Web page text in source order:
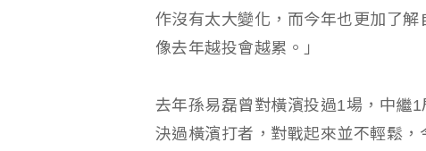
作沒有太大變化，而今年也更加了
像去年越投會越累。」
去年孫易磊曾對橫濱投過1場，中繼
決過橫濱打者，對戰起來並不輕鬆，